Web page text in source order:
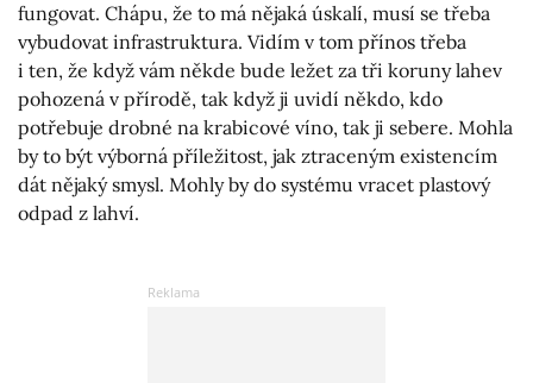
fungovat. Chápu, že to má nějaká úskalí, musí se třeba
vybudovat infrastruktura. Vidím v tom přínos třeba
i ten, že když vám někde bude ležet za tři koruny lahev
pohozená v přírodě, tak když ji uvidí někdo, kdo
potřebuje drobné na krabicové víno, tak ji sebere. Mohla
by to být výborná příležitost, jak ztraceným existencím
dát nějaký smysl. Mohly by do systému vracet plastový
odpad z lahví.